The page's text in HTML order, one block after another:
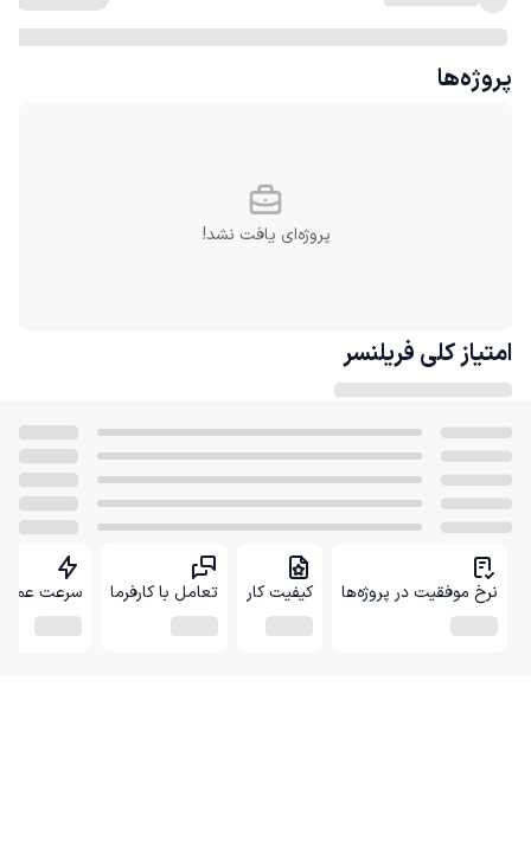
پروژه‌ها
پروژه‌ای یافت نشد!
امتیاز کلی فریلنسر
نرخ موفقیت در پروژه‌ها کیفیت کار تعامل با کارفرما سرعت عمل